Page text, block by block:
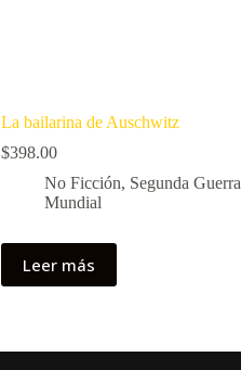
La bailarina de Auschwitz
$398.00
No Ficción, Segunda Guerra
Mundial
Leer más